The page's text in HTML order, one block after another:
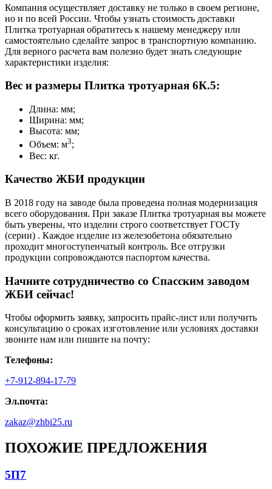
Компания осуществляет доставку не только в своем регионе,
но и по всей России. Чтобы узнать стоимость доставки
Плитка тротуарная обратитесь к нашему менеджеру или
самостоятельно сделайте запрос в транспортную компанию.
Для верного расчета вам полезно будет знать следующие
характеристики изделия:
Вес и размеры Плитка тротуарная 6К.5:
Длина: мм;
Ширина: мм;
Высота: мм;
Объем: м3;
Вес: кг.
Качество ЖБИ продукции
В 2018 году на заводе была проведена полная модернизация
всего оборудования. При заказе Плитка тротуарная вы можете
быть уверены, что изделии строго соответствует ГОСТу
(серии) . Каждое изделие из железобетона обязательно
проходит многоступенчатый контроль. Все отгрузки
продукции сопровождаются паспортом качества.
Начните сотрудничество со Cпасским заводом
ЖБИ сейчас!
Чтобы оформить заявку, запросить прайс-лист или получить
консультацию о сроках изготовление или условиях доставки
звоните нам или пишите на почту:
Телефоны:
+7-912-894-17-79
Эл.почта:
zakaz@zhbi25.ru
ПОХОЖИЕ ПРЕДЛОЖЕНИЯ
5П7